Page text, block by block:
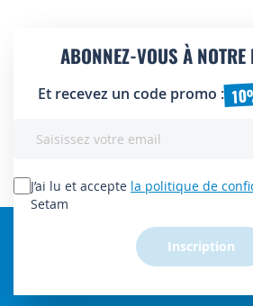
ABONNEZ-VOUS À NOTRE
Et recevez un code promo :
lettre
d’information
J’ai lu et accepte la politique de
Setam
Inscription